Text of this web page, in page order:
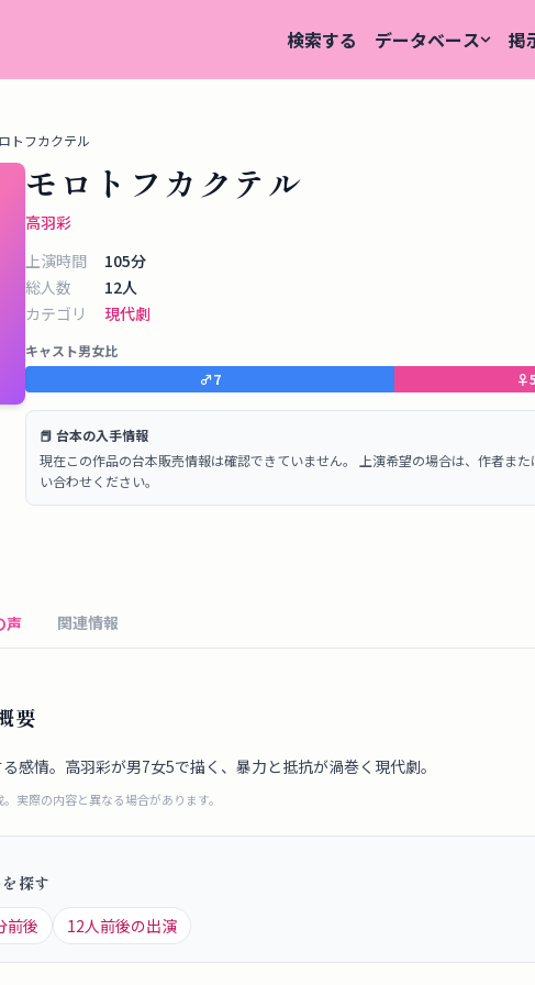
検索する データベース 掲
トフカクテル
モロトフカクテル
高羽彩
上演時間
105分
総人数
12人
カテゴリ
現代劇
キャスト男女比
♂7 ♀5
📕 台本の入手情報
現在この作品の台本販売情報は確認できていません。 上演希望の場合は、作者ま
い合わせください。
声 関連情報
要
感情。高羽彩が男7女5で描く、暴力と抵抗が渦巻く現代劇。
実際の内容と異なる場合があります。
探す
前後 12人前後の出演